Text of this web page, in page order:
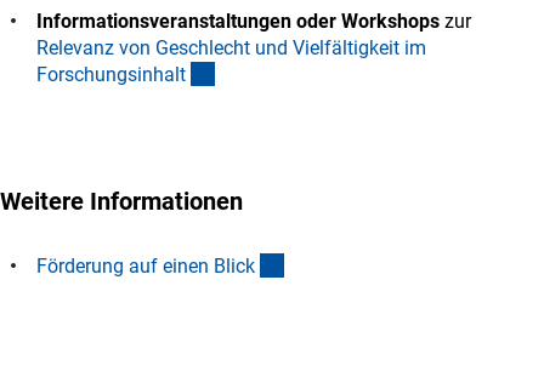
Informationsveranstaltungen oder Workshops zur
Relevanz von Geschlecht und Vielfältigkeit im
Forschungsinhal t
Weitere Informationen
Förderung auf einen Blick